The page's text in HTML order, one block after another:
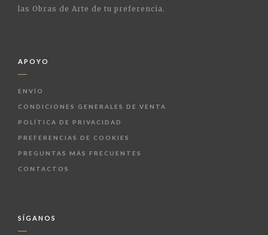
las Obras de Arte de tu preferencia.
APOYO
ENVÍO
CONDICIONES GENERALES DE VENTA
POLÍTICA DE PRIVACIDAD
PREFERENCIAS DE COOKIES
PREGUNTAS MÁS FRECUENTES
CONTACTOS
SÍGANOS